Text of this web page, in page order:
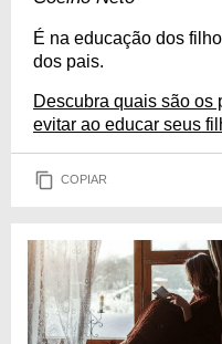
É na educação dos
dos pais.
Descubra quais são os
evitar ao educar seus
COPIAR